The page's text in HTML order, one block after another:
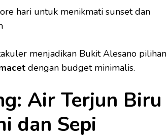
hari untuk menikmati sunset dan
menjadikan Bukit Alesano pilihan
dengan budget minimalis.
Air Terjun Biru
dan Sepi